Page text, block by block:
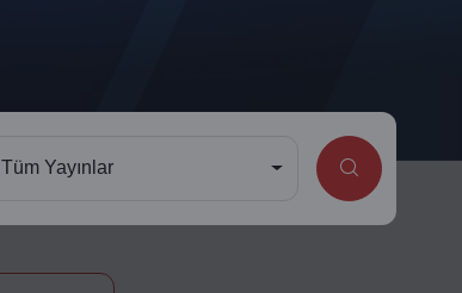
Tüm Yayınlar